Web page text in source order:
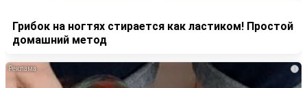
Грибок на ногтях стирается как ластиком! Простой
домашний метод
i